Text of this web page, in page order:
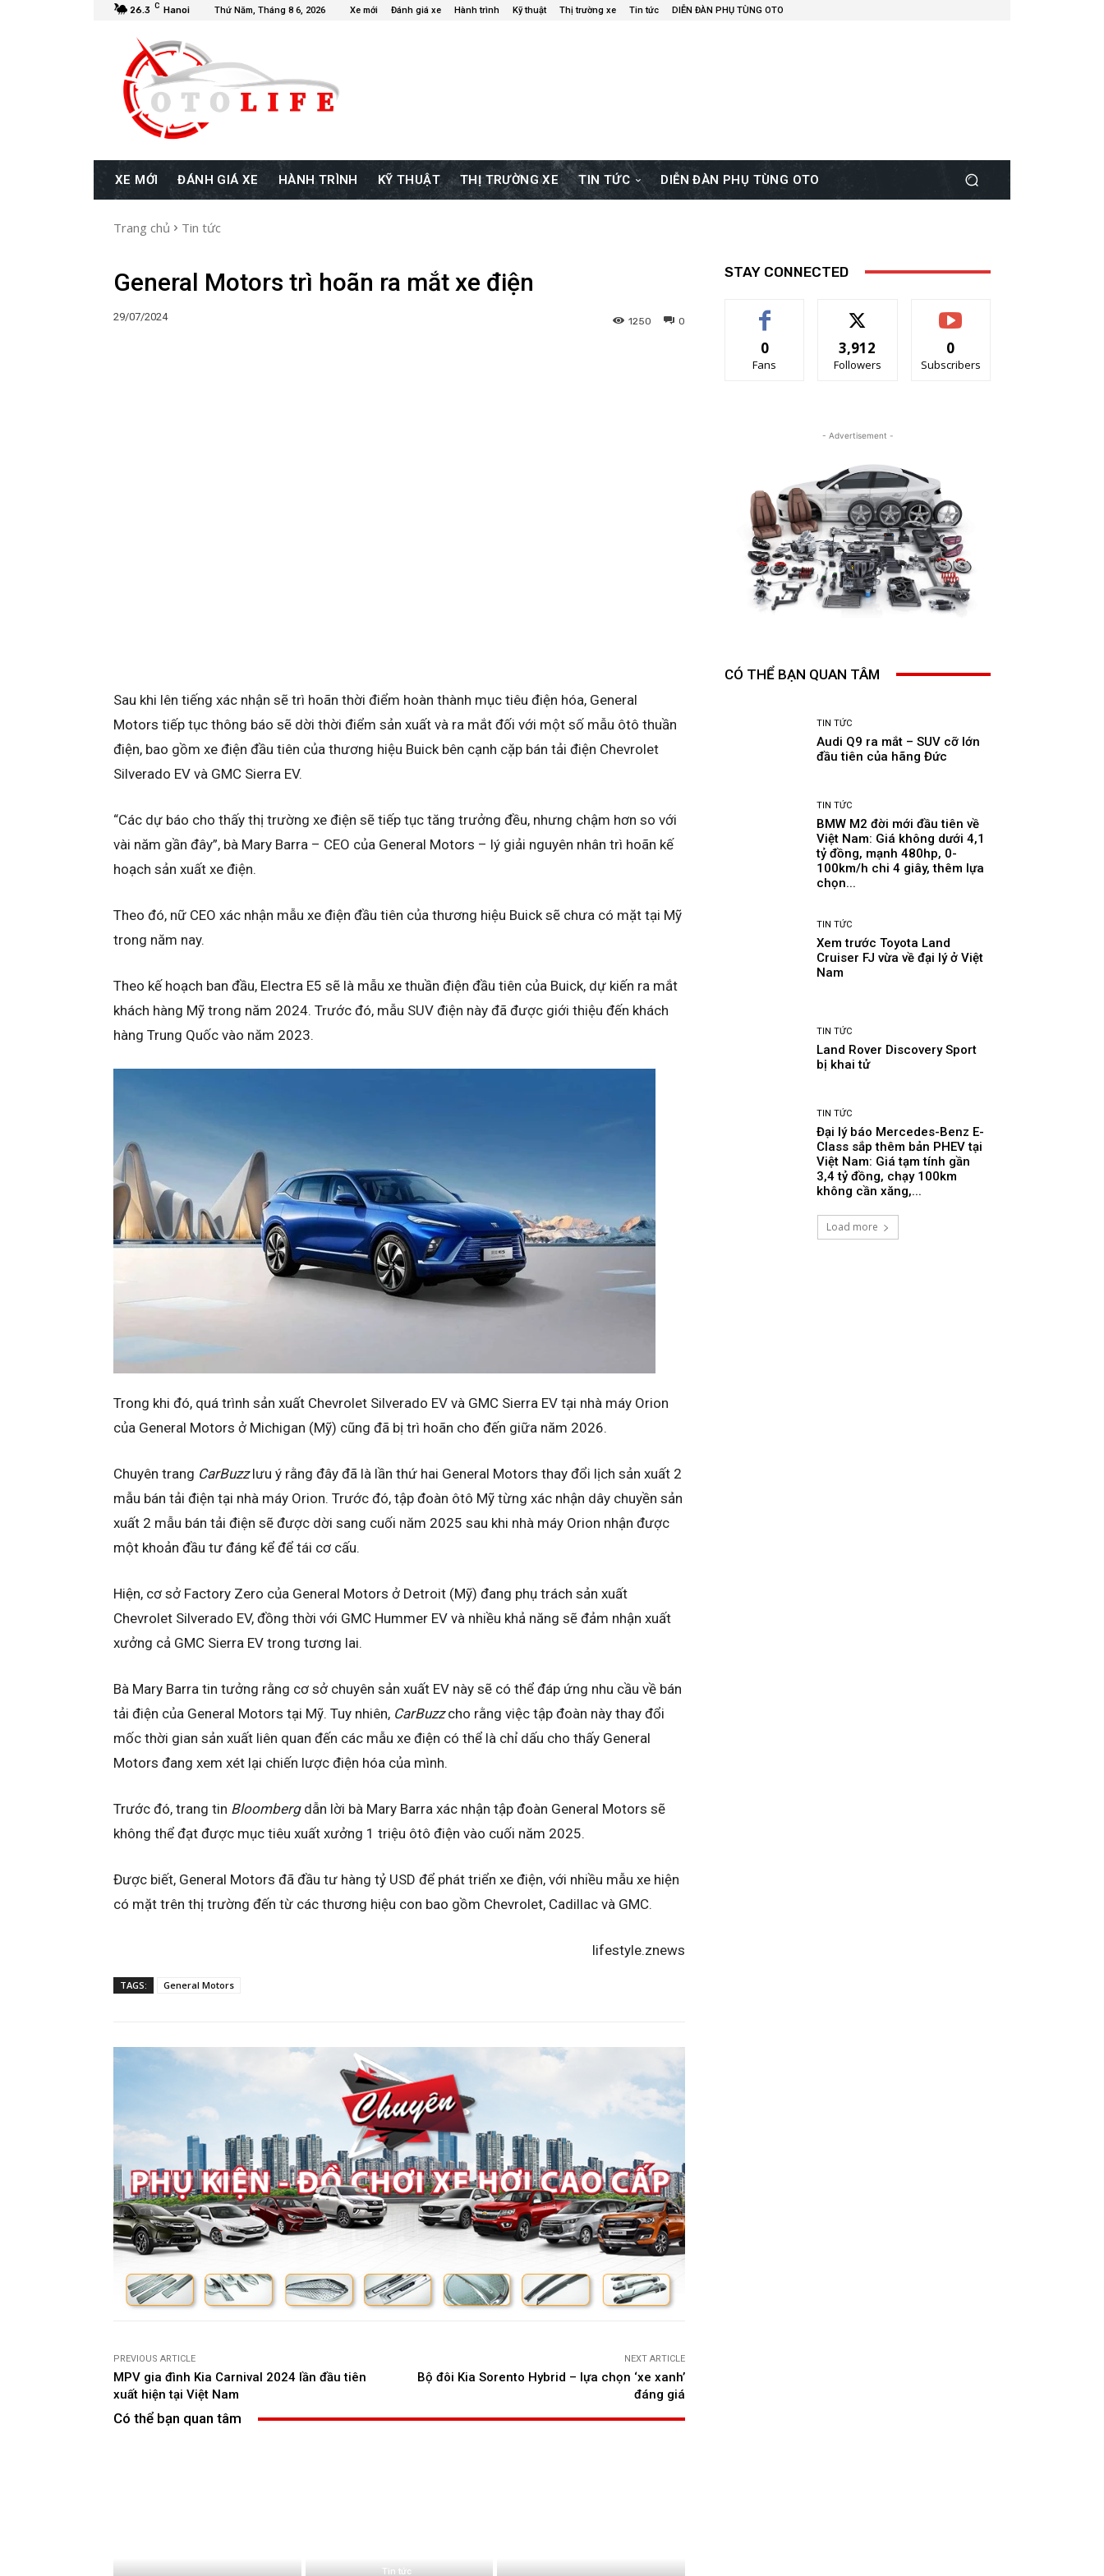
26.3 C Hanoi Thứ Năm, Tháng 8 6, 2026 Xe mới Đánh giá xe Hành trình Kỹ thuật Thị trường xe Tin tức DIỄN ĐÀN PHỤ TÙNG OTO
XE MỚI ĐÁNH GIÁ XE HÀNH TRÌNH KỸ THUẬT THỊ TRƯỜNG XE TIN TỨC DIỄN ĐÀN PHỤ TÙNG OTO
Trang chủ Tin tức
General Motors trì hoãn ra mắt xe điện
29/07/2024 0
1250
Sau khi lên tiếng xác nhận sẽ trì hoãn thời điểm hoàn thành mục tiêu điện hóa, General
Motors tiếp tục thông báo sẽ dời thời điểm sản xuất và ra mắt đối với một số mẫu ôtô thuần
điện, bao gồm xe điện đầu tiên của thương hiệu Buick bên cạnh cặp bán tải điện Chevrolet
Silverado EV và GMC Sierra EV.
“Các dự báo cho thấy thị trường xe điện sẽ tiếp tục tăng trưởng đều, nhưng chậm hơn so với
vài năm gần đây”, bà Mary Barra – CEO của General Motors – lý giải nguyên nhân trì hoãn kế
hoạch sản xuất xe điện.
Theo đó, nữ CEO xác nhận mẫu xe điện đầu tiên của thương hiệu Buick sẽ chưa có mặt tại Mỹ
trong năm nay.
Theo kế hoạch ban đầu, Electra E5 sẽ là mẫu xe thuần điện đầu tiên của Buick, dự kiến ra mắt
khách hàng Mỹ trong năm 2024. Trước đó, mẫu SUV điện này đã được giới thiệu đến khách
hàng Trung Quốc vào năm 2023.
Trong khi đó, quá trình sản xuất Chevrolet Silverado EV và GMC Sierra EV tại nhà máy Orion
của General Motors ở Michigan (Mỹ) cũng đã bị trì hoãn cho đến giữa năm 2026.
Chuyên trang CarBuzzlưu ý rằng đây đã là lần thứ hai General Motors thay đổi lịch sản xuất 2
mẫu bán tải điện tại nhà máy Orion. Trước đó, tập đoàn ôtô Mỹ từng xác nhận dây chuyền sản
xuất 2 mẫu bán tải điện sẽ được dời sang cuối năm 2025 sau khi nhà máy Orion nhận được
một khoản đầu tư đáng kể để tái cơ cấu.
Hiện, cơ sở Factory Zero của General Motors ở Detroit (Mỹ) đang phụ trách sản xuất
Chevrolet Silverado EV, đồng thời với GMC Hummer EV và nhiều khả năng sẽ đảm nhận xuất
xưởng cả GMC Sierra EV trong tương lai.
Bà Mary Barra tin tưởng rằng cơ sở chuyên sản xuất EV này sẽ có thể đáp ứng nhu cầu về bán
tải điện của General Motors tại Mỹ. Tuy nhiên, CarBuzzcho rằng việc tập đoàn này thay đổi
mốc thời gian sản xuất liên quan đến các mẫu xe điện có thể là chỉ dấu cho thấy General
Motors đang xem xét lại chiến lược điện hóa của mình.
Trước đó, trang tin Bloomberg dẫn lời bà Mary Barra xác nhận tập đoàn General Motors sẽ
không thể đạt được mục tiêu xuất xưởng 1 triệu ôtô điện vào cuối năm 2025.
Được biết, General Motors đã đầu tư hàng tỷ USD để phát triển xe điện, với nhiều mẫu xe hiện
có mặt trên thị trường đến từ các thương hiệu con bao gồm Chevrolet, Cadillac và GMC.
lifestyle.znews​
TAGS: General Motors
PREVIOUS ARTICLE
MPV gia đình Kia Carnival 2024 lần đầu tiên
xuất hiện tại Việt Nam
NEXT ARTICLE
Bộ đôi Kia Sorento Hybrid – lựa chọn ‘xe xanh’
đáng giá
Có thể bạn quan tâm
Tin tức
STAY CONNECTED
0
Fans
3,912
Followers
0
Subscribers
- Advertisement -
CÓ THỂ BẠN QUAN TÂM
TIN TỨC
Audi Q9 ra mắt – SUV cỡ lớn
đầu tiên của hãng Đức
TIN TỨC
BMW M2 đời mới đầu tiên về
Việt Nam: Giá không dưới 4,1
tỷ đồng, mạnh 480hp, 0-
100km/h chi 4 giây, thêm lựa
chọn...
TIN TỨC
Xem trước Toyota Land
Cruiser FJ vừa về đại lý ở Việt
Nam
TIN TỨC
Land Rover Discovery Sport
bị khai tử
TIN TỨC
Đại lý báo Mercedes-Benz E-
Class sắp thêm bản PHEV tại
Việt Nam: Giá tạm tính gần
3,4 tỷ đồng, chạy 100km
không cần xăng,...
Load more